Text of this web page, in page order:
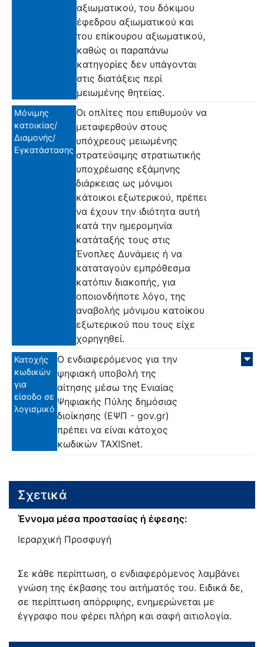
αξιωματικού, του δόκιμου
έφεδρου αξιωματικού και
του επίκουρου αξιωματικού,
καθώς οι παραπάνω
κατηγορίες δεν υπάγονται
στις διατάξεις περί
μειωμένης θητείας.
Μόνιμης
κατοικίας/
Διαμονής/
Εγκατάστασης
Οι οπλίτες που επιθυμούν να
μεταφερθούν στους
υπόχρεους μειωμένης
στρατεύσιμης στρατιωτικής
υποχρέωσης εξάμηνης
διάρκειας ως μόνιμοι
κάτοικοι εξωτερικού, πρέπει
να έχουν την ιδιότητα αυτή
κατά την ημερομηνία
κατάταξής τους στις
Ένοπλες Δυνάμεις ή να
καταταγούν εμπρόθεσμα
κατόπιν διακοπής, για
οποιονδήποτε λόγο, της
αναβολής μόνιμου κατοίκου
εξωτερικού που τους είχε
χορηγηθεί.
Κατοχής
κωδικών
για
είσοδο σε
λογισμικό
Ο ενδιαφερόμενος για την
ψηφιακή υποβολή της
αίτησης μέσω της Ενιαίας
Ψηφιακής Πύλης δημόσιας
διοίκησης (ΕΨΠ - gov.gr)
πρέπει να είναι κάτοχος
κωδικών TAXISnet.
Σχετικά
Έννομα μέσα προστασίας ή έφεσης:
Ιεραρχική Προσφυγή
Σε κάθε περίπτωση, ο ενδιαφερόμενος λαμβάνει
γνώση της έκβασης του αιτήματός του. Ειδικά δε,
σε περίπτωση απόρριψης, ενημερώνεται με
έγγραφο που φέρει πλήρη και σαφή αιτιολογία.